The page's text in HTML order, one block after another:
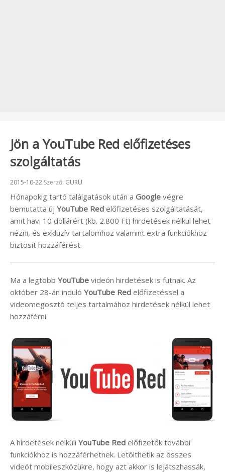
Jön a YouTube Red előfizetéses
szolgáltatás
Beküldve:
2015-10-22 Szerző: GURU
Hónapokig tartó találgatások után a Google végre
bemutatta új YouTube Red előfizetéses szolgáltatását,
amit havi 10 dollárért (kb. 2.800 Ft) hirdetések nélkül lehet
nézni, és exkluzív tartalomhoz valamint extra funkciókhoz
biztosít hozzáférést.
Ma a legtöbb YouTube videón hirdetések is futnak. Az
október 28-án induló YouTube Red előfizetéssel a
videomegosztó teljes tartalmához hirdetések nélkül lehet
hozzáférni.
A hirdetések nélküli YouTube Red előfizetők további
funkciókhoz is hozzáférhetnek. Letölthetik az összes
videót mobileszközükre, hogy azt akkor is lejátszhassák,